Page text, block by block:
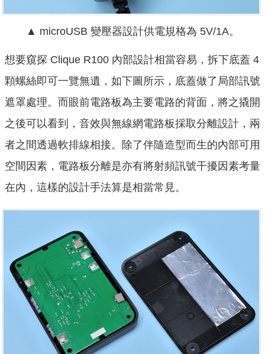
▲ microUSB 變壓器設計供電規格為 5V/1A。
想要窺探 Clique R100 內部設計相當容易，拆下底蓋 4
顆螺絲即可一覽無遺，如下圖所示，底蓋做了局部訊號
遮罩處理。而眼前電路板為主要電路的背面，將之撬開
之後可以看到，音效與無線網電路板採取分離設計，兩
者之間透過軟排線相接。除了伴隨造型而生的內部可用
空間因素，電路板分離是亦有將射頻訊號干擾因素考量
在內，這樣的設計手法算是相當常見。